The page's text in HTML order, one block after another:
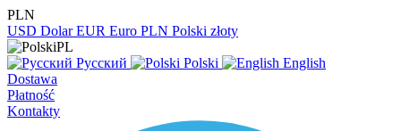
PLN
USD Dolar EUR Euro PLN Polski złoty
PL
Русский
Polski
English
Dostawa
Płatność
Kontakty